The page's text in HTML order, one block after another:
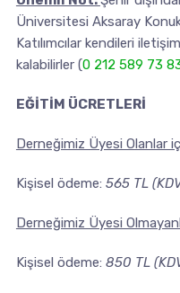
Üniversitesi Aksaray
Katılımcılar kendileri
kalabilirler (0 212 589 73
EĞİTİM ÜCRETLERİ
Derneğimiz Üyesi Olanlar
Kişisel ödeme: 565 TL
Derneğimiz Üyesi
Kişisel ödeme: 850 TL